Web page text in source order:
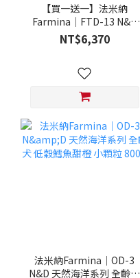
【買一送一】法米納
Farmina｜FTD-13 N&D
天然培育系列-全齡犬-頂級
鮭魚-潔牙顆粒 20KG §下
NT$6,370
法米納Farmina｜OD-3
N&D 天然海洋系列 全齡犬